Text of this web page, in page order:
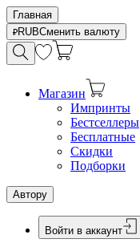
Главная
RUBСменить валюту
Магазин
Импринты
Бестселлеры
Бесплатные
Скидки
Подборки
Автору
Войти в аккаунт